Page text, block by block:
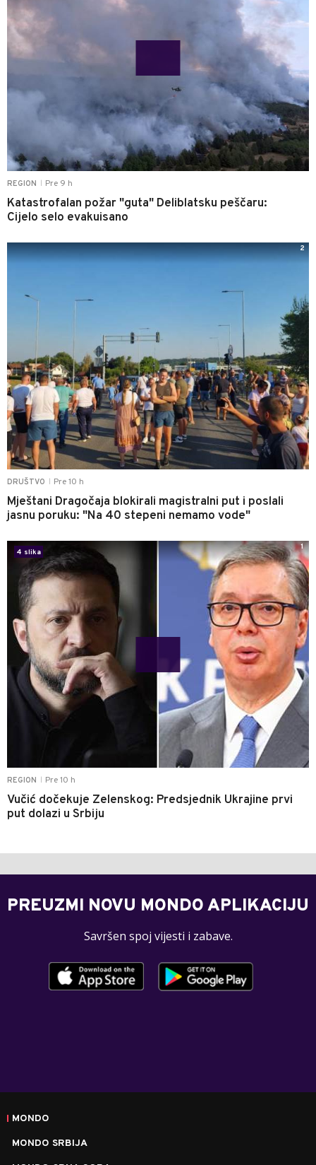
REGION Pre 9 h
Katastrofalan požar "guta" Deliblatsku peščaru:
Cijelo selo evakuisano
DRUŠTVO Pre 10 h
Mještani Dragočaja blokirali magistralni put i poslali
jasnu poruku: "Na 40 stepeni nemamo vode"
2
REGION Pre 10 h
Vučić dočekuje Zelenskog: Predsjednik Ukrajine prvi
put dolazi u Srbiju
4 slika
1
PREUZMI NOVU MONDO APLIKACIJU
Savršen spoj vijesti i zabave.
MONDO
MONDO SRBIJA